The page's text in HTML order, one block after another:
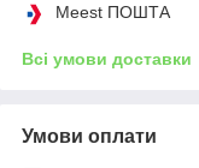
Meest ПОШТА
Всі умови доставки
Умови оплати